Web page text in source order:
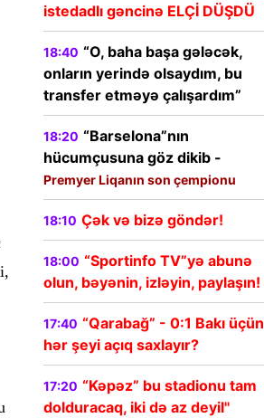
istedadlı gəncinə ELÇİ DÜŞDÜ
18:40 “O, baha başa gələcək,
onların yerində olsaydım, bu
transfer etməyə çalışardım”
18:20 “Barselona”nın
hücumçusuna göz dikib -
Premyer Liqanın son çempionu
18:10 Çək və bizə göndər!
18:00 “Sportinfo TV”yə abunə
olun, bəyənin, izləyin, paylaşın!
17:40 “Qarabağ” - 0:1 Bakı üçün
hər şeyi açıq saxlayır?
17:20 “Kəpəz” bu stadionu tam
dolduracaq, iki də az deyil"